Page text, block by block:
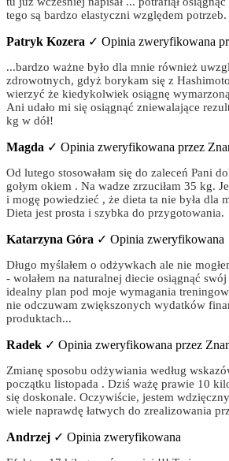
tego są bardzo elastyczni względem potrzeb.
Patryk Kozera ✓ Opinia zweryfikowana
...bardzo ważne było dla mnie również
zdrowotnych, gdyż borykam się z
wierzyć że kiedykolwiek osiągnę
Ani udało mi się osiągnąć zniewalające
kg w dół!
Magda ✓ Opinia zweryfikowana przez
Od lutego stosowałam się do zaleceń Pani
gołym okiem . Na wadze zrzuciłam 35 kg.
i mogę powiedzieć , że dieta ta nie była dla
Dieta jest prosta i szybka do przygotowania.
Katarzyna Góra ✓ Opinia zweryfikowana
Długo myślałem o odżywkach ale nie
- wolałem na naturalnej diecie osiągnąć
idealny plan pod moje wymagania
nie odczuwam zwiększonych wydatków
produktach...
Radek ✓ Opinia zweryfikowana przez
Zmianę sposobu odżywiania według
początku listopada . Dziś ważę prawie 10
się doskonale. Oczywiście, jestem
wiele naprawdę łatwych do zrealizowania
Andrzej ✓ Opinia zweryfikowana